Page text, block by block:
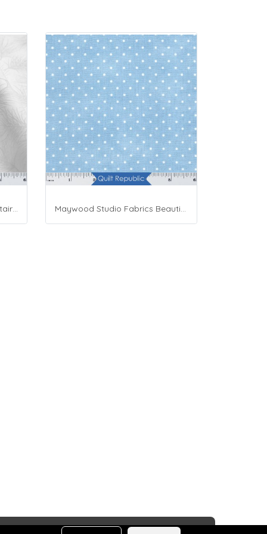
Maywood Studio Fabrics Solitaire Whites Maywood Studio Fabrics Beautiful Basics Blue